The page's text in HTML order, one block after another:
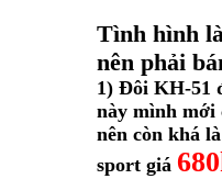
Tình hình
nên phải
1) Đôi KH-51
này mình mới
nên còn khá
sport giá